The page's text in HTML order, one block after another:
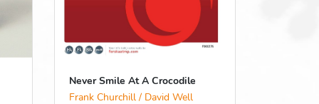
Never Smile At A Crocodile
Frank Churchill / David Well